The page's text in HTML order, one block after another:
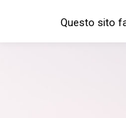
Questo sito